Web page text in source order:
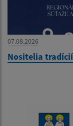
07.08.2026
Nositelia